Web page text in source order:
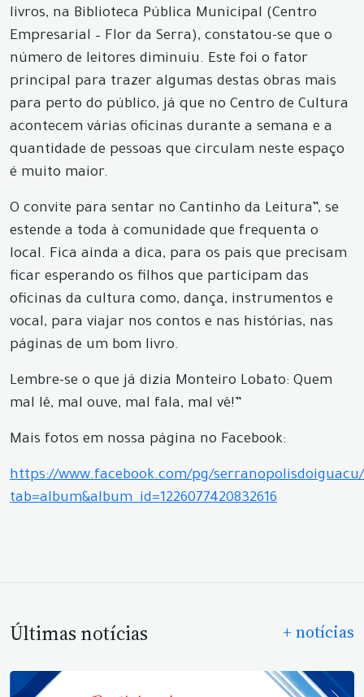
livros, na Biblioteca Pública Municipal (Centro
Empresarial – Flor da Serra), constatou-se que o
número de leitores diminuiu. Este foi o fator
principal para trazer algumas destas obras mais
para perto do público, já que no Centro de Cultura
acontecem várias oficinas durante a semana e a
quantidade de pessoas que circulam neste espaço
é muito maior.
O convite para sentar no Cantinho da Leitura”, se
estende a toda à comunidade que frequenta o
local. Fica ainda a dica, para os pais que precisam
ficar esperando os filhos que participam das
oficinas da cultura como, dança, instrumentos e
vocal, para viajar nos contos e nas histórias, nas
páginas de um bom livro.
Lembre-se o que já dizia Monteiro Lobato: Quem
mal lê, mal ouve, mal fala, mal vê!”
Mais fotos em nossa página no Facebook:
https://www.facebook.com/pg/
tab=album&album_id=1226077420832616
Últimas notícias + notícias